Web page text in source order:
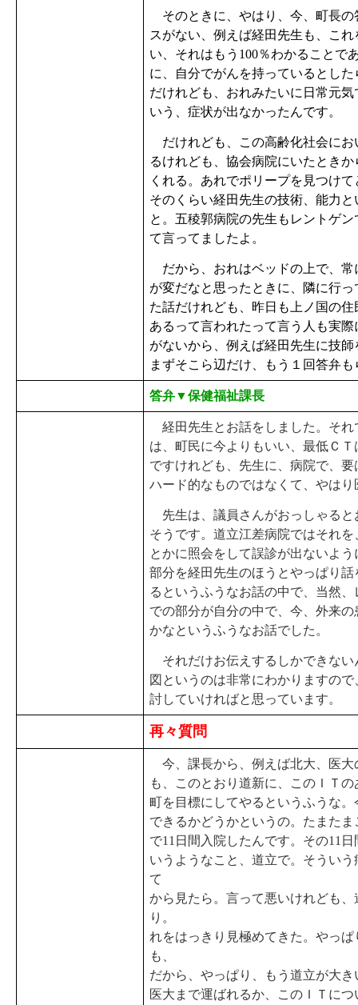
そのときに、やはり、今、町長の
スがない、例えば経田先生も、こ
い、それはもう100％わかることで
に、自分でがんを持っているとし
だけれども、おれみたいに日常元
いう、症状が出なかったんです。
だけれども、この高齢化社会にお
るけれども、協会病院にいたとき
くれる。あれでポリープを見つけ
そのくらい経田先生の技術、能力
と。五稜郭病院の先生もレントゲ
て言ってましたよ。
だから、おれはベッドの上で、常
が変だなと思ったときに、隣に行
た話だけれども、昨日も上ノ国の
あるって言われたって言う人も実
がないから、例えば経田先生に技
まずそこら辺だけ、もう１回答弁
答弁▼保健福祉課長
経田先生とお話をしました。それ
は、町民に今よりもいい、最低Ｃ
ですけれども、先生に、病院で、
ハード的なものではなくて、やは
先生は、議員さんがおっしゃると
そうです。道立江差病院ではそれ
とかに照会をして誤診が出ないよ
部分を経田先生のほうとやっぱり
るというふうなお話の中で、当然
での部分が自分の中で、今、外来
かなというふうなお話でした。
それだけお伝えするしかできない
図というのは非常にわかりますの
討していければと思っています。
再々質問
今、課長から、例えば北大、医大
も、このとおり道新に、このＩＴ
町を目標にしてやるというふうな
できるかどうかというの。たまた
で11日間入院したんです。その11
いうようなこと、道立で。そうい
て かえって経田先生
から見たら。言って悪いけれども
り。 いや、本当に。
れをはっきり見極めてきた。やっ
だから、やっぱり、もう道立が大
医大まで運ばれるか、このＩＴに